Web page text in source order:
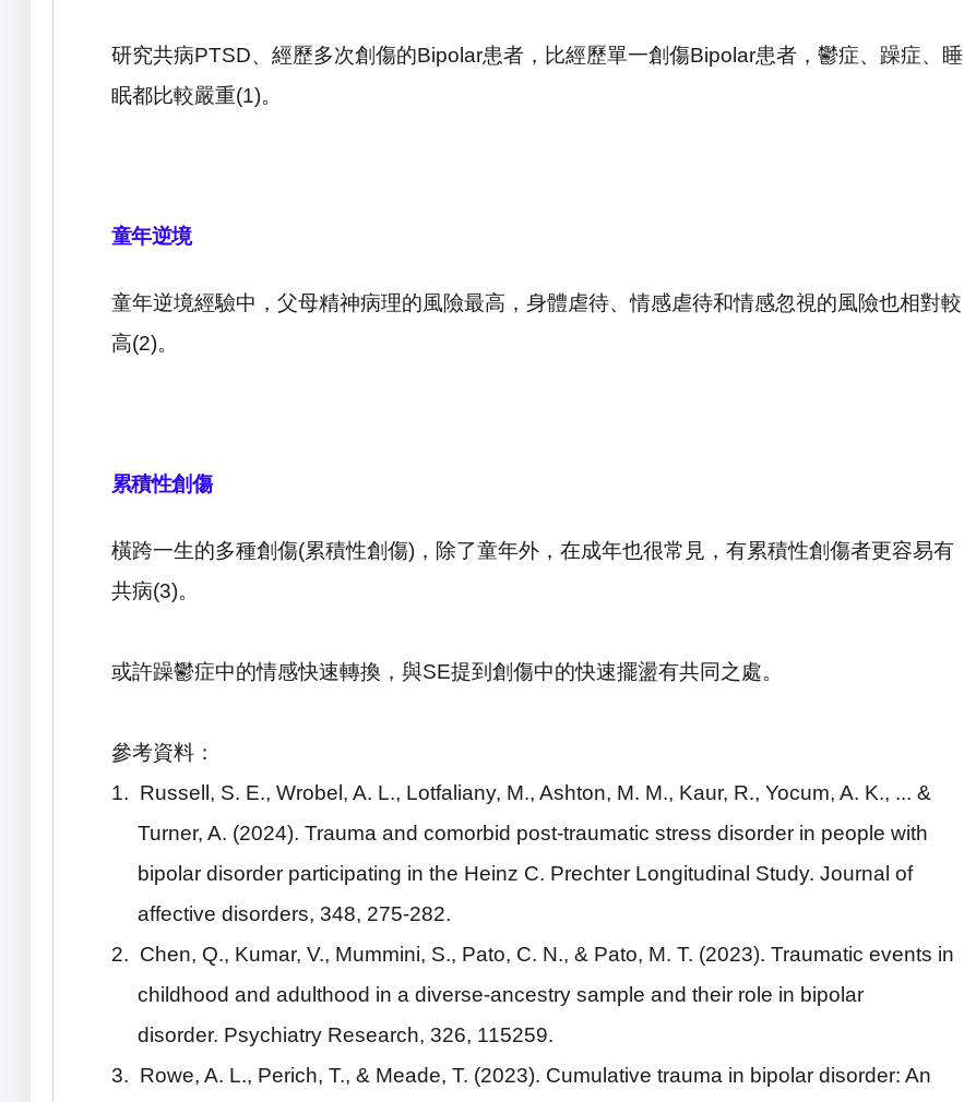
研究共病PTSD、經歷多次創傷的Bipolar患者，比經歷單一創傷Bipolar患者，鬱症、躁症、睡
眠都比較嚴重(1)。
童年逆境
童年逆境經驗中，父母精神病理的風險最高，身體虐待、情感虐待和情感忽視的風險也相對較
高(2)。
累積性創傷
橫跨一生的多種創傷(累積性創傷) ，除了童年外，在成年也很常見，有累積性創傷者更容易有
共病(3)。
或許躁鬱症中的情感快速轉換，與SE提到創傷中的快速擺盪有共同之處。
參考資料：
1. Russell, S. E., Wrobel, A. L., Lotfaliany, M., Ashton, M. M., Kaur, R., Yocum, A. K., ... &
Turner, A. (2024). Trauma and comorbid post-traumatic stress disorder in people with
bipolar disorder participating in the Heinz C. Prechter Longitudinal Study. Journal of
affective disorders, 348, 275-282.
2. Chen, Q., Kumar, V., Mummini, S., Pato, C. N., & Pato, M. T. (2023). Traumatic events in
childhood and adulthood in a diverse-ancestry sample and their role in bipolar
disorder. Psychiatry Research, 326, 115259.
3. Rowe, A. L., Perich, T., & Meade, T. (2023). Cumulative trauma in bipolar disorder: An